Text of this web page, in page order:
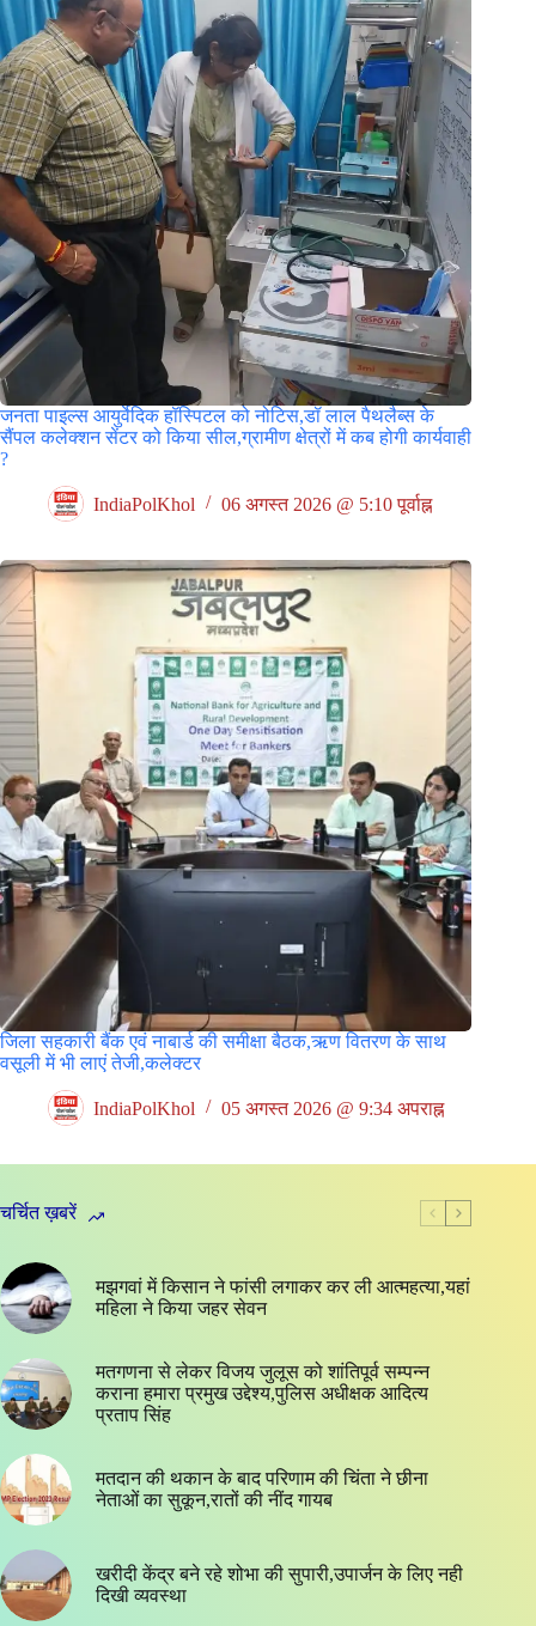
जनता पाइल्स आयुर्वेदिक हॉस्पिटल को नोटिस,डॉ लाल पैथलैब्स के
सैंपल कलेक्शन सेंटर को किया सील,ग्रामीण क्षेत्रों में कब होगी कार्यवाही
?
IndiaPolKhol 06 अगस्त 2026 @ 5:10 पूर्वाह्न
जिला सहकारी बैंक एवं नाबार्ड की समीक्षा बैठक,ऋण वितरण के साथ
वसूली में भी लाएं तेजी,कलेक्टर
IndiaPolKhol 05 अगस्त 2026 @ 9:34 अपराह्न
चर्चित ख़बरें
मझगवां में किसान ने फांसी लगाकर कर ली आत्महत्या,यहां
महिला ने किया जहर सेवन
मतगणना से लेकर विजय जुलूस को शांतिपूर्व सम्पन्न
कराना हमारा प्रमुख उद्देश्य,पुलिस अधीक्षक आदित्य
प्रताप सिंह
मतदान की थकान के बाद परिणाम की चिंता ने छीना
नेताओं का सुकून,रातों की नींद गायब
खरीदी केंद्र बने रहे शोभा की सुपारी,उपार्जन के लिए नही
दिखी व्यवस्था